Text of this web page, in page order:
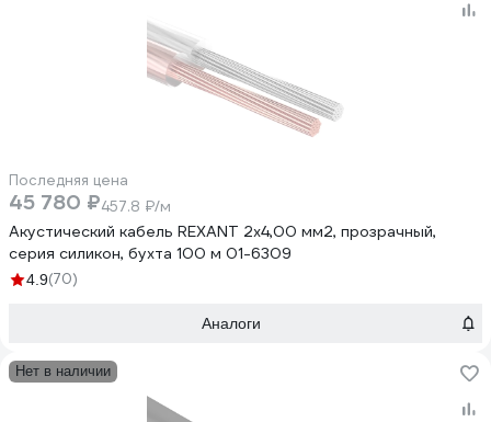
Последняя цена
45 780 ₽457.8 ₽/м
Акустический кабель REXANT 2х4,00 мм2, прозрачный,
серия силикон, бухта 100 м 01-6309
4.9(70)
Аналоги
Нет в наличии